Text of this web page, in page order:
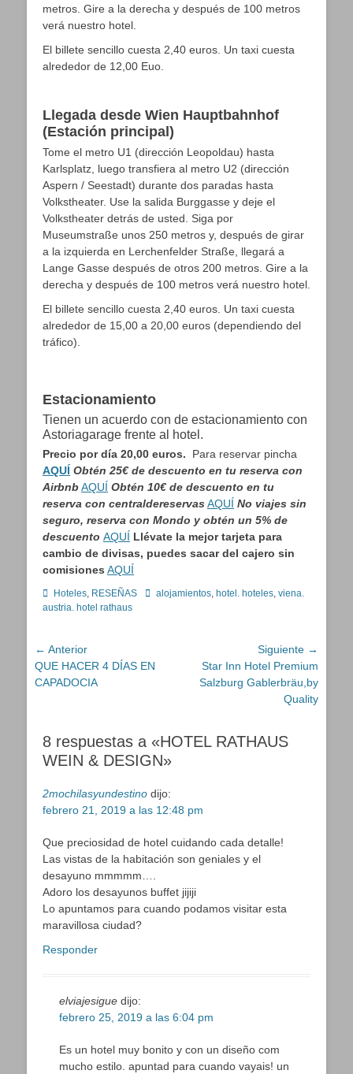
metros. Gire a la derecha y después de 100 metros
verá nuestro hotel.
El billete sencillo cuesta 2,40 euros. Un taxi cuesta
alrededor de 12,00 Euo.
Llegada desde Wien Hauptbahnhof
(Estación principal)
Tome el metro U1 (dirección Leopoldau) hasta
Karlsplatz, luego transfiera al metro U2 (dirección
Aspern / Seestadt) durante dos paradas hasta
Volkstheater. Use la salida Burggasse y deje el
Volkstheater detrás de usted. Siga por
Museumstraße unos 250 metros y, después de girar
a la izquierda en Lerchenfelder Straße, llegará a
Lange Gasse después de otros 200 metros. Gire a la
derecha y después de 100 metros verá nuestro hotel.
El billete sencillo cuesta 2,40 euros. Un taxi cuesta
alrededor de 15,00 a 20,00 euros (dependiendo del
tráfico).
Estacionamiento
Tienen un acuerdo con de estacionamiento con
Astoriagarage frente al hotel.
Precio por día 20,00 euros.
Para reservar pincha
AQUÍ Obtén 25€ de descuento en tu reserva con
AirbnbAQUÍ Obtén 10€ de descuento en tu
reserva con centraldereservasAQUÍ No viajes sin
seguro, reserva con Mondo y obtén un 5% de
descuento AQUÍ Llévate la mejor tarjeta para
cambio de divisas, puedes sacar del cajero sin
comisiones AQUÍ
Categorías
Hoteles, RESEÑAS Etiquetas
alojamientos, hotel. hoteles, viena.
austria. hotel rathaus
Navegación
de
entradas
← Anterior
Entrada
anterior:
QUE HACER 4 DÍAS EN
CAPADOCIA
Siguiente →
Entrada
siguiente:
Star Inn Hotel Premium
Salzburg Gablerbräu,by
Quality
8 respuestas a «HOTEL RATHAUS
WEIN & DESIGN»
2mochilasyundestino dijo:
febrero 21, 2019 a las 12:48 pm
Que preciosidad de hotel cuidando cada detalle!
Las vistas de la habitación son geniales y el
desayuno mmmmm….
Adoro los desayunos buffet jijiji
Lo apuntamos para cuando podamos visitar esta
maravillosa ciudad?
Responder
elviajesigue dijo:
febrero 25, 2019 a las 6:04 pm
Es un hotel muy bonito y con un diseño com
mucho estilo. apuntad para cuando vayais! un